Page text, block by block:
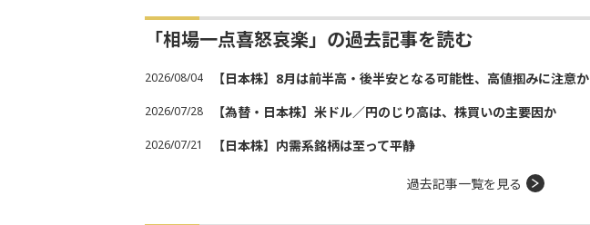
「相場一点喜怒哀楽」の過去記事を読む
2026/08/04 【日本株】8月は前半高・後半安となる可能性、高値掴みに注意か
2026/07/28 【為替・日本株】米ドル／円のじり高は、株買いの主要因か
2026/07/21 【日本株】内需系銘柄は至って平静
過去記事一覧を見る